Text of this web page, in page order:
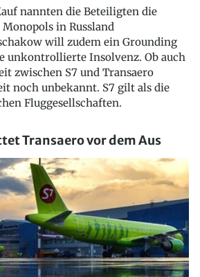
nannten die Beteiligten die
in Russland
will zudem ein Grounding
unkontrollierte Insolvenz. Ob auch
zwischen S7 und Transaero
noch unbekannt. S7 gilt als die
Fluggesellschaften.
Transaero vor dem Aus